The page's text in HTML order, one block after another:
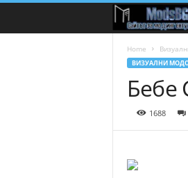
Home
ВИЗУАЛНИ
Бебе
1688